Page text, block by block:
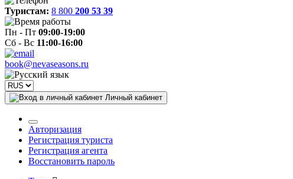
Туристам: 8 800 200 53 39
Пн - Пт 09:00-19:00
Сб - Вс 11:00-16:00
book@nevaseasons.ru
Личный кабинет
Авторизация
Регистрация туриста
Регистрация агента
Восстановить пароль